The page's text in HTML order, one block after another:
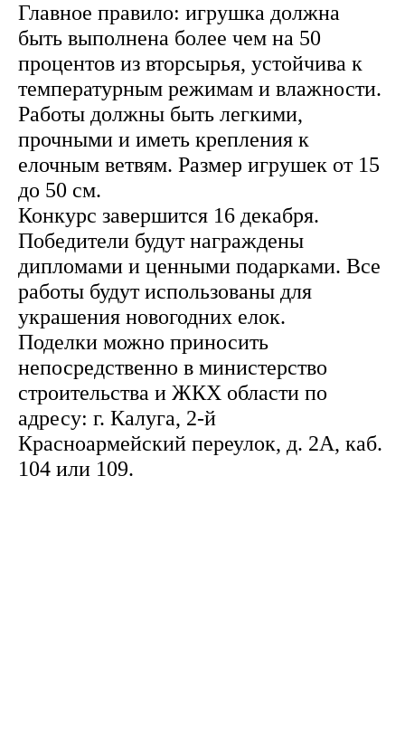
Главное правило: игрушка должна
быть выполнена более чем на 50
процентов из вторсырья, устойчива к
температурным режимам и влажности.
Работы должны быть легкими,
прочными и иметь крепления к
елочным ветвям. Размер игрушек от 15
до 50 см.
Конкурс завершится 16 декабря.
Победители будут награждены
дипломами и ценными подарками. Все
работы будут использованы для
украшения новогодних елок.
Поделки можно приносить
непосредственно в министерство
строительства и ЖКХ области по
адресу: г. Калуга, 2-й
Красноармейский переулок, д. 2А, каб.
104 или 109.